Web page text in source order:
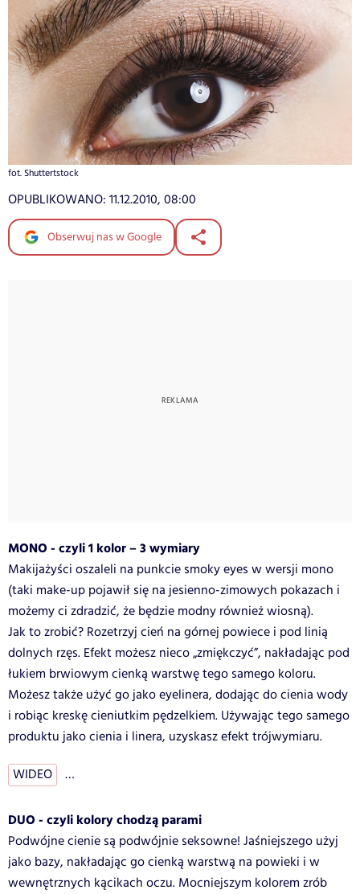
fot. Shuttertstock
OPUBLIKOWANO: 11.12.2010, 08:00
Obserwuj nas w Google
MONO - czyli 1 kolor – 3 wymiary
Makijażyści oszaleli na punkcie smoky eyes w wersji mono
(taki make-up pojawił się na jesienno-zimowych pokazach i
możemy ci zdradzić, że będzie modny również wiosną).
Jak to zrobić? Rozetrzyj cień na górnej powiece i pod linią
dolnych rzęs. Efekt możesz nieco „zmiękczyć”, nakładając pod
łukiem brwiowym cienką warstwę tego samego koloru.
Możesz także użyć go jako eyelinera, dodając do cienia wody
i robiąc kreskę cieniutkim pędzelkiem. Używając tego samego
produktu jako cienia i linera, uzyskasz efekt trójwymiaru.
WIDEO …
DUO - czyli kolory chodzą parami
Podwójne cienie są podwójnie seksowne! Jaśniejszego użyj
jako bazy, nakładając go cienką warstwą na powieki i w
wewnętrznych kącikach oczu. Mocniejszym kolorem zrób